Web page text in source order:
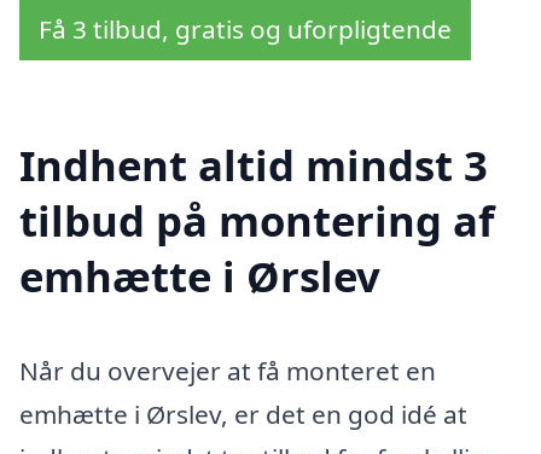
Få 3 tilbud, gratis og uforpligtende
Indhent altid mindst 3
tilbud på montering af
emhætte i Ørslev
Når du overvejer at få monteret en
emhætte i Ørslev, er det en god idé at